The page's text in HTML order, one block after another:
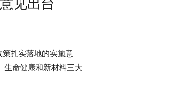
见出台
策扎实落地的实施意
生命健康和新材料三大